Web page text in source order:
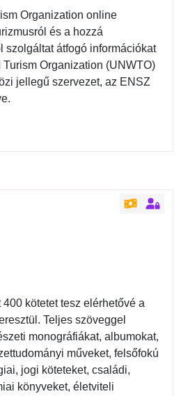
Organization online
és a hozzá
szolgáltat átfogó információkat
Turism Organization (UNWTO)
jellegű szervezet, az ENSZ
kötetet tesz elérhetővé a
Teljes szöveggel
monográfiákat, albumokat,
műveket, felsőfokú
jogi köteteket, családi,
könyveket, életviteli